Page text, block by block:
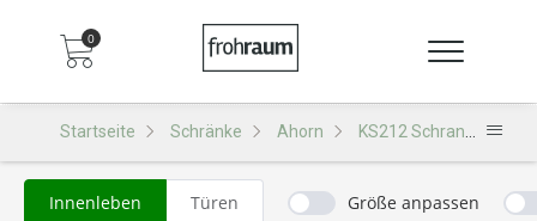
0
Startseite Schränke Ahorn KS212 Schrank
Innenleben Türen Größe anpassen